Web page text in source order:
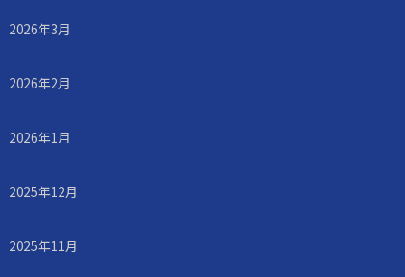
2026年3月
2026年2月
2026年1月
2025年12月
2025年11月